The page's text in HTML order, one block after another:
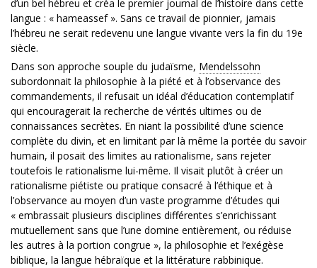
d’un bel hébreu et créa le premier journal de l’histoire dans cette
langue : « hameassef ». Sans ce travail de pionnier, jamais
l’hébreu ne serait redevenu une langue vivante vers la fin du 19e
siècle.
Dans son approche souple du judaïsme, Mendelssohn
subordonnait la philosophie à la piété et à l’observance des
commandements, il refusait un idéal d’éducation contemplatif
qui encouragerait la recherche de vérités ultimes ou de
connaissances secrètes. En niant la possibilité d’une science
complète du divin, et en limitant par là même la portée du savoir
humain, il posait des limites au rationalisme, sans rejeter
toutefois le rationalisme lui-même. Il visait plutôt à créer un
rationalisme piétiste ou pratique consacré à l’éthique et à
l’observance au moyen d’un vaste programme d’études qui
« embrassait plusieurs disciplines différentes s’enrichissant
mutuellement sans que l’une domine entièrement, ou réduise
les autres à la portion congrue », la philosophie et l’exégèse
biblique, la langue hébraïque et la littérature rabbinique.